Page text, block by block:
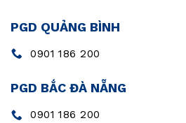
PGD QUẢNG BÌNH
0901 186 200
PGD BẮC ĐÀ NẴNG
0901 186 200